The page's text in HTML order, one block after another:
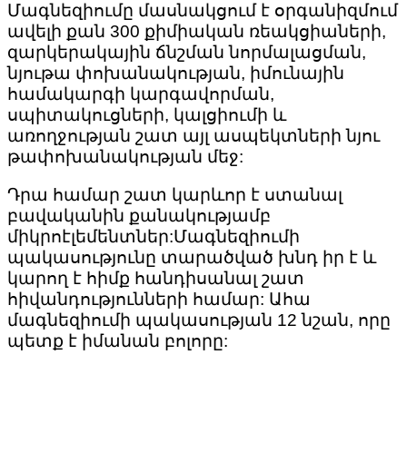
Մագնեզիումը մասնակցում է օրգանիզմում
ավելի քան 300 քիմիական ռեակցիաների,
զարկերակային ճնշման նորմալացման,
նյութա փոխանակության, իմունային
համակարգի կարգավորման,
սպիտակուցների, կալցիումի և
առողջության շատ այլ ասպեկտների նյու
թափոխանակության մեջ:
Դրա համար շատ կարևոր է ստանալ
բավականին քանակությամբ
միկրոէլեմենտներ:Մագնեզիումի
պակասությունը տարածված խնդ իր է և
կարող է հիմք հանդիսանալ շատ
հիվանդությունների համար: Ահա
մագնեզիումի պակասության 12 նշան, որը
պետք է իմանան բոլորը: